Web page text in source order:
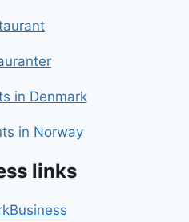
in Denmark
in Norway
links